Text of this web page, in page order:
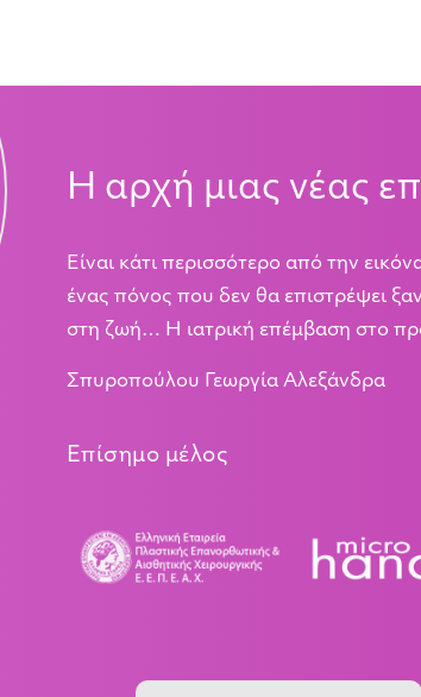
Η αρχή μιας νέας
Είναι κάτι περισσότερο από την
ένας πόνος που δεν θα επιστρέψει
στη ζωή… Η ιατρική επέμβαση στο
Σπυροπούλου Γεωργία Αλεξάνδρα
Επίσημο μέλος